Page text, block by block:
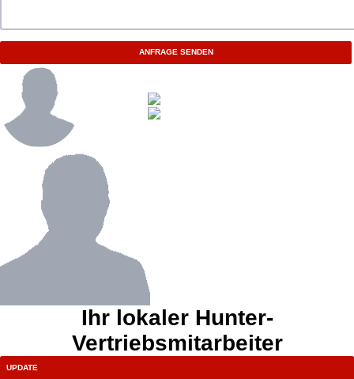
ANFRAGE SENDEN
Ihr lokaler Hunter-
Vertriebsmitarbeiter